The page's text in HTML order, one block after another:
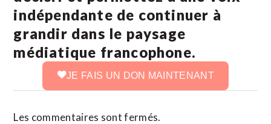
indépendante de continuer à
grandir dans le paysage
médiatique francophone.
JE FAIS UN DON MAINTENANT
Les commentaires sont fermés.